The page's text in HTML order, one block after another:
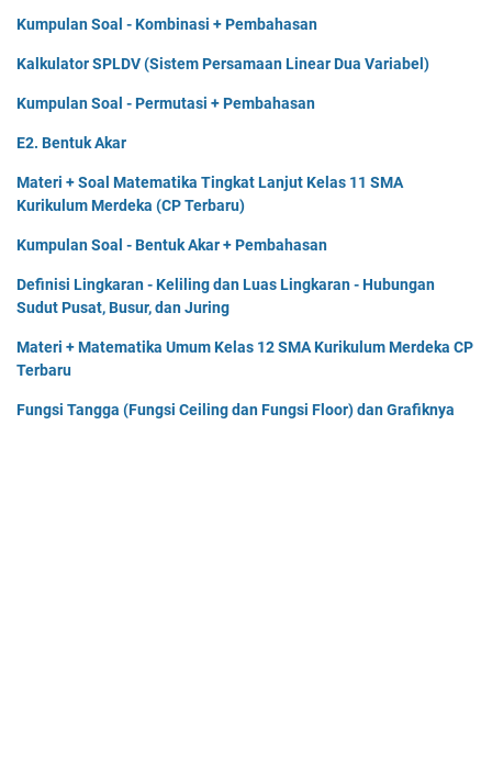
Kumpulan Soal - Kombinasi + Pembahasan
Kalkulator SPLDV (Sistem Persamaan Linear Dua Variabel)
Kumpulan Soal - Permutasi + Pembahasan
E2. Bentuk Akar
Materi + Soal Matematika Tingkat Lanjut Kelas 11 SMA
Kurikulum Merdeka (CP Terbaru)
Kumpulan Soal - Bentuk Akar + Pembahasan
Definisi Lingkaran - Keliling dan Luas Lingkaran - Hubungan
Sudut Pusat, Busur, dan Juring
Materi + Matematika Umum Kelas 12 SMA Kurikulum Merdeka CP
Terbaru
Fungsi Tangga (Fungsi Ceiling dan Fungsi Floor) dan Grafiknya